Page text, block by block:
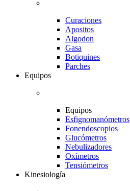
Curaciones
Apositos
Algodon
Gasa
Botiquines
Parches
Equipos
Equipos
Esfignomanómetros
Fonendoscopios
Glucómetros
Nebulizadores
Oxímetros
Tensiómetros
Kinesiología